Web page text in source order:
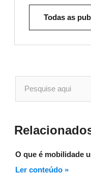
Todas as
O que é mobilidade
Ler conteúdo »